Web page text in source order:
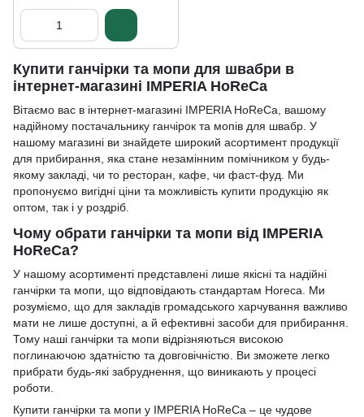
Купити ганчірки та мопи для швабри в
інтернет-магазині IMPERIA HoReCa
Вітаємо вас в інтернет-магазині IMPERIA HoReCa, вашому
надійному постачальнику ганчірок та мопів для швабр. У
нашому магазині ви знайдете широкий асортимент продукції
для прибирання, яка стане незамінним помічником у будь-
якому закладі, чи то ресторан, кафе, чи фаст-фуд. Ми
пропонуємо вигідні ціни та можливість купити продукцію як
оптом, так і у роздріб.
Чому обрати ганчірки та мопи від IMPERIA
HoReCa?
У нашому асортименті представлені лише якісні та надійні
ганчірки та мопи, що відповідають стандартам Horeca. Ми
розуміємо, що для закладів громадського харчування важливо
мати не лише доступні, а й ефективні засоби для прибирання.
Тому наші ганчірки та мопи відрізняються високою
поглинаючою здатністю та довговічністю. Ви зможете легко
прибрати будь-які забруднення, що виникають у процесі
роботи.
Купити ганчірки та мопи у IMPERIA HoReCa – це чудове